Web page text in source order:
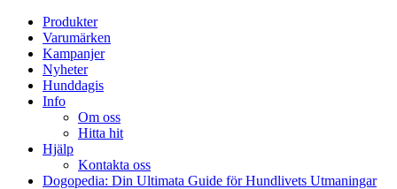
Produkter
Varumärken
Kampanjer
Nyheter
Hunddagis
Info
Om oss
Hitta hit
Hjälp
Kontakta oss
Dogopedia: Din Ultimata Guide för Hundlivets Utmaningar